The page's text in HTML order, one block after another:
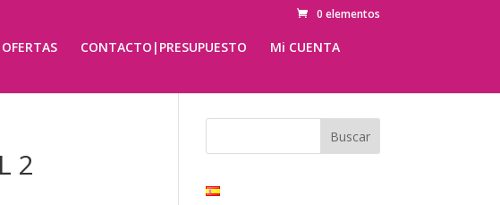
0 elementos
OFERTAS CONTACTO|PRESUPUESTO
Mi CUENTA
2